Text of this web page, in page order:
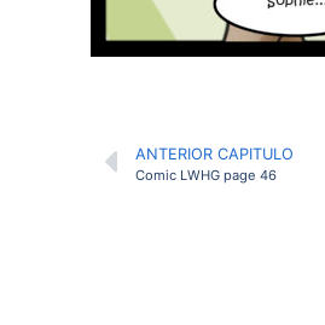
ANTERIOR CAPITULO
Comic LWHG page 46